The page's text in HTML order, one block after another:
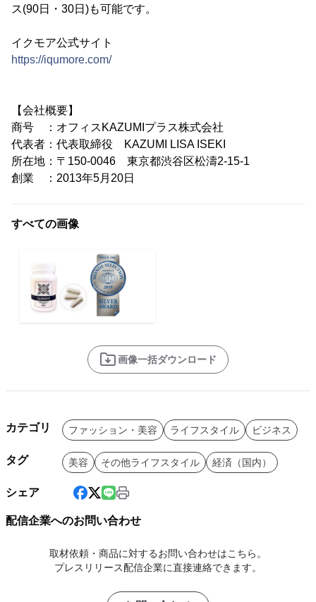
ス(90日・30日)も可能です。
イクモア公式サイト
https://iqumore.com/
【会社概要】
商号 ：オフィスKAZUMIプラス株式会社
代表者：代表取締役 KAZUMI LISA ISEKI
所在地：〒150-0046 東京都渋谷区松濤2-15-1
創業 ：2013年5月20日
すべての画像
画像一括ダウンロード
カテゴリ ファッション・美容 ライフスタイル ビジネス
タグ 美容 その他ライフスタイル 経済（国内）
シェア
配信企業へのお問い合わせ
取材依頼・商品に対するお問い合わせはこちら。
プレスリリース配信企業に直接連絡できます。